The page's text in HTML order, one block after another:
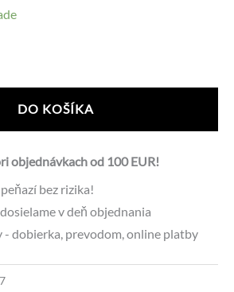
35,00 €.
DO KOŠÍKA
objednávkach od 100 EUR!
bez rizika!
v deň objednania
- dobierka, prevodom, online platby